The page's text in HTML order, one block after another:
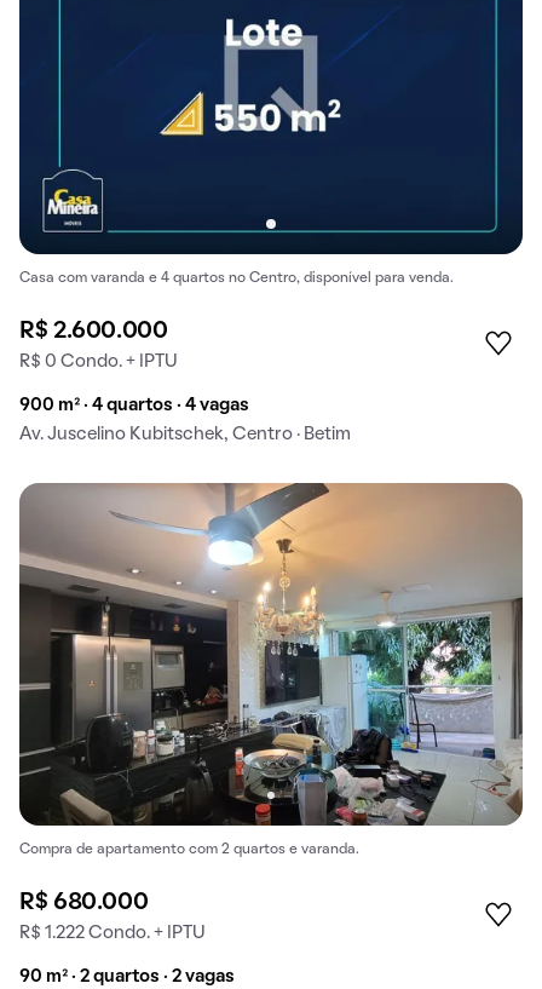
Casa com varanda e 4 quartos no Centro, disponível para venda.
R$ 2.600.000
R$ 0 Condo. + IPTU
900 m² · 4 quartos · 4 vagas
Av. Juscelino Kubitschek, Centro · Betim
Compra de apartamento com 2 quartos e varanda.
R$ 680.000
R$ 1.222 Condo. + IPTU
90 m² · 2 quartos · 2 vagas